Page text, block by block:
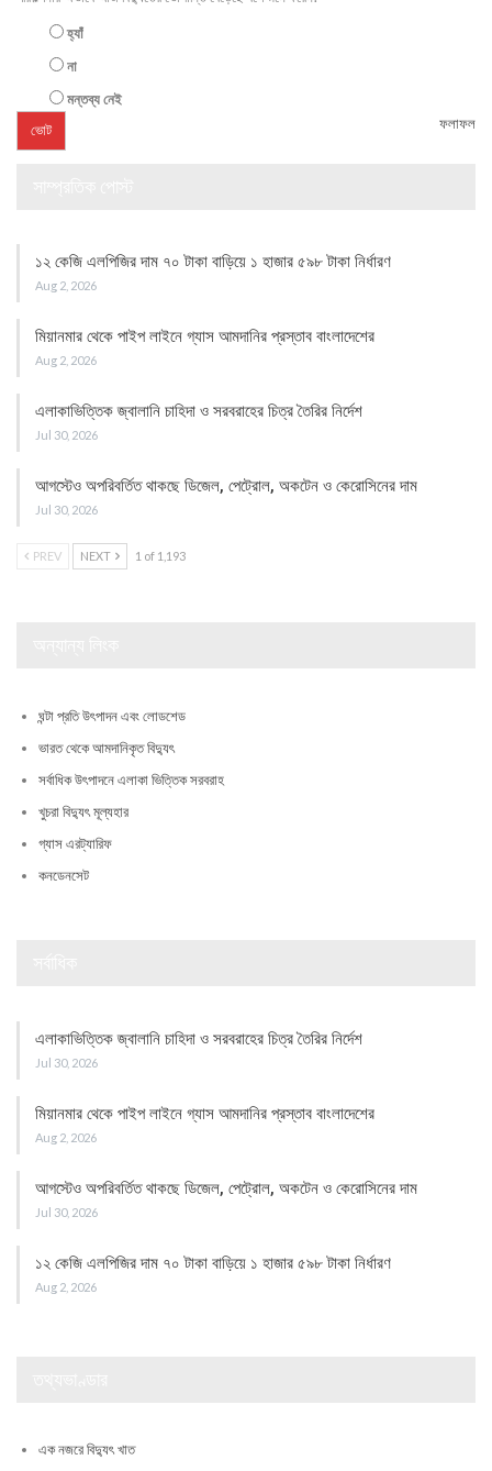
হ্যাঁ
না
মন্তব্য নেই
ফলাফল
১২ কেজি এলপিজির দাম ৭০ টাকা বাড়িয়ে ১ হাজার ৫৯৮ টাকা নির্ধারণ
Aug 2, 2026
মিয়ানমার থেকে পাইপ লাইনে গ্যাস আমদানির প্রস্তাব বাংলাদেশের
Aug 2, 2026
এলাকাভিত্তিক জ্বালানি চাহিদা ও সরবরাহের চিত্র তৈরির নির্দেশ
Jul 30, 2026
আগস্টেও অপরিবর্তিত থাকছে ডিজেল, পেট্রোল, অকটেন ও কেরোসিনের দাম
Jul 30, 2026
PREV NEXT 1 of 1,193
ঘন্টা প্রতি উৎপাদন এবং লোডশেড
ভারত থেকে আমদানিকৃত বিদ্যুৎ
সর্বাধিক উৎপাদনে এলাকা ভিত্তিক সরবরাহ
খুচরা বিদ্যুৎ মূল্যহার
গ্যাস এরট্যারিফ
কনডেনসেট
এলাকাভিত্তিক জ্বালানি চাহিদা ও সরবরাহের চিত্র তৈরির নির্দেশ
Jul 30, 2026
মিয়ানমার থেকে পাইপ লাইনে গ্যাস আমদানির প্রস্তাব বাংলাদেশের
Aug 2, 2026
আগস্টেও অপরিবর্তিত থাকছে ডিজেল, পেট্রোল, অকটেন ও কেরোসিনের দাম
Jul 30, 2026
১২ কেজি এলপিজির দাম ৭০ টাকা বাড়িয়ে ১ হাজার ৫৯৮ টাকা নির্ধারণ
Aug 2, 2026
এক নজরে বিদ্যুৎ খাত